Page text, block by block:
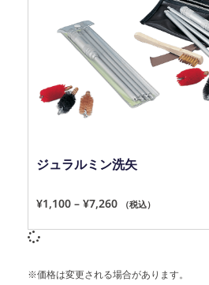
ジュラルミン洗矢
¥1,100 – ¥7,260 （税込）
※価格は変更される場合があります。